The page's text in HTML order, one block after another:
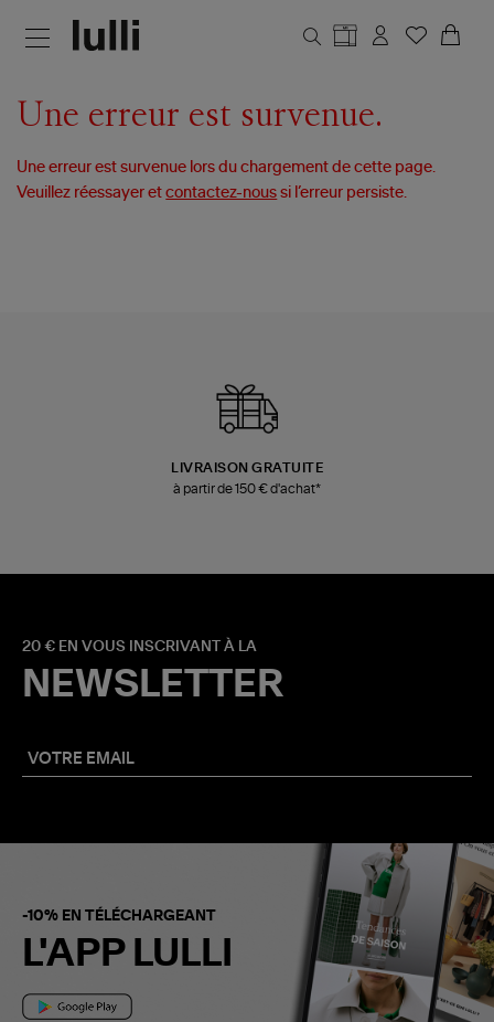
Une erreur est survenue.
Une erreur est survenue lors du chargement de cette page.
Veuillez réessayer etcontactez-nous si l’erreur persiste.
LIVRAISON GRATUITE
à partir de 150 € d'achat*
20 € EN VOUS INSCRIVANT À LA
NEWSLETTER
-10% EN TÉLÉCHARGEANT
L'APP LULLI